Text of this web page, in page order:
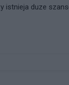
istnieja duze